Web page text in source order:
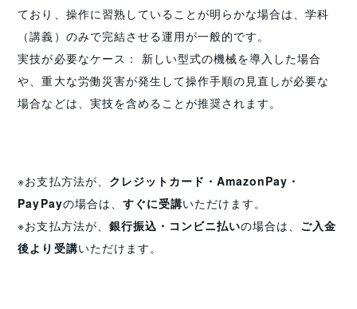
ており、操作に習熟していることが明らかな場合は、学科
（講義）のみで完結させる運用が一般的です。
実技が必要なケース： 新しい型式の機械を導入した場合
や、重大な労働災害が発生して操作手順の見直しが必要な
場合などは、実技を含めることが推奨されます。
※お支払方法が、 クレジットカード・AmazonPay・
PayPayの場合は、 すぐに受講いただけます。
※お支払方法が、 銀行振込・コンビニ払いの場合は、 ご入金
後より受講いただけます。